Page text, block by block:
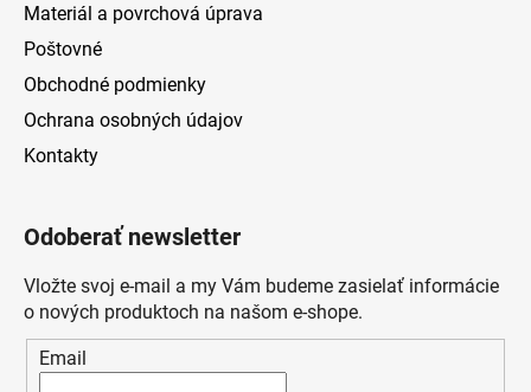
Materiál a povrchová úprava
Poštovné
Obchodné podmienky
Ochrana osobných údajov
Kontakty
Odoberať newsletter
Vložte svoj e-mail a my Vám budeme zasielať informácie
o nových produktoch na našom e-shope.
Email